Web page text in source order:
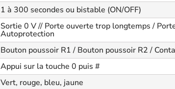
1 à 300 secondes ou bistable (ON/OFF)
Sortie 0 V // Porte ouverte trop longtemps /
Autoprotection
Bouton poussoir R1 / Bouton poussoir R2 /
Appui sur la touche 0 puis #
Vert, rouge, bleu, jaune